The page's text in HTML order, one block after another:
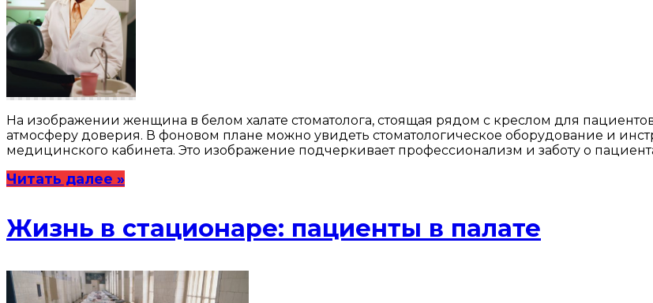
На изображении женщина в белом халате стоматолога, стоящая рядом с креслом для
атмосферу доверия. В фоновом плане можно увидеть стоматологическое оборудование и
медицинского кабинета. Это изображение подчеркивает профессионализм и заботу о
Читать далее »
Жизнь в стационаре: пациенты в палате